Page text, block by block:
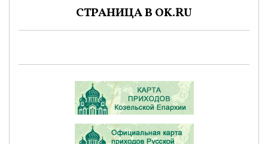
СТРАНИЦА В OK.RU